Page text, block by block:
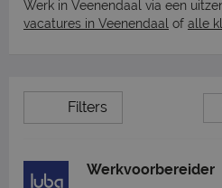
Werk in Veenendaal via een
vacatures in Veenendaal of alle
Filters
Werkvoorbereider